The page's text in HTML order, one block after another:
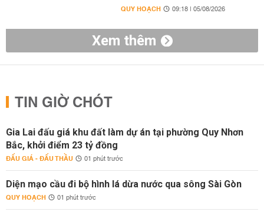
QUY HOẠCH 09:18 | 05/08/2026
Xem thêm
TIN GIỜ CHÓT
Gia Lai đấu giá khu đất làm dự án tại phường Quy Nhơn
Bắc, khởi điểm 23 tỷ đồng
ĐẤU GIÁ - ĐẤU THẦU 01 phút trước
Diện mạo cầu đi bộ hình lá dừa nước qua sông Sài Gòn
QUY HOẠCH 01 phút trước